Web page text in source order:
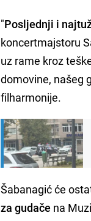
"Posljednji i
koncertmajstoru
uz rame kroz
domovine, našeg
filharmonije.
Šabanagić će
za gudače na